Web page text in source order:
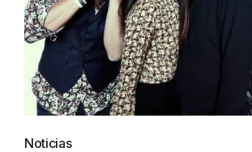
Noticias